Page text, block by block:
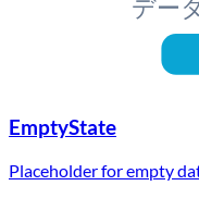
デー
EmptyState
Placeholder for empty